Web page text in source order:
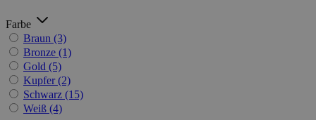
Farbe
Braun (3)
Bronze (1)
Gold (5)
Kupfer (2)
Schwarz (15)
Weiß (4)